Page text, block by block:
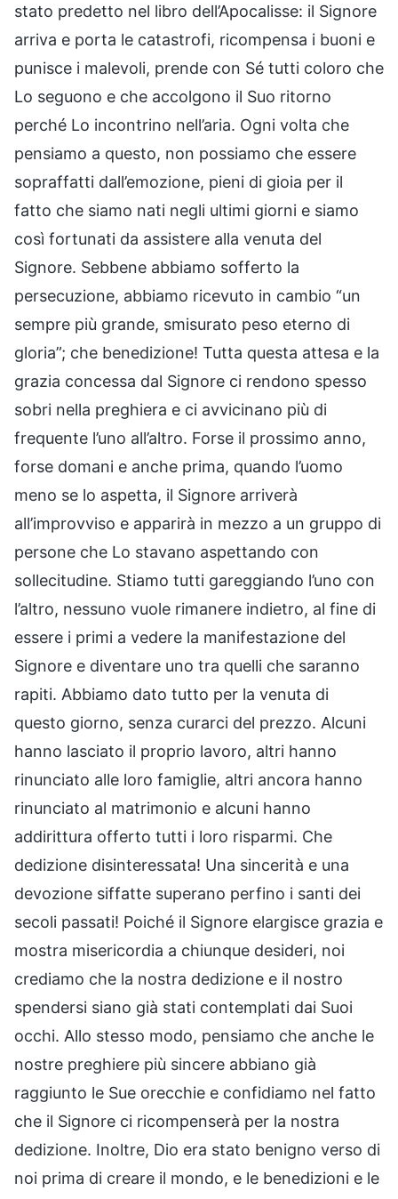
stato predetto nel libro dell’Apocalisse: il Signore
arriva e porta le catastrofi, ricompensa i buoni e
punisce i malevoli, prende con Sé tutti coloro che
Lo seguono e che accolgono il Suo ritorno
perché Lo incontrino nell’aria. Ogni volta che
pensiamo a questo, non possiamo che essere
sopraffatti dall’emozione, pieni di gioia per il
fatto che siamo nati negli ultimi giorni e siamo
così fortunati da assistere alla venuta del
Signore. Sebbene abbiamo sofferto la
persecuzione, abbiamo ricevuto in cambio “un
sempre più grande, smisurato peso eterno di
gloria”; che benedizione! Tutta questa attesa e la
grazia concessa dal Signore ci rendono spesso
sobri nella preghiera e ci avvicinano più di
frequente l’uno all’altro. Forse il prossimo anno,
forse domani e anche prima, quando l’uomo
meno se lo aspetta, il Signore arriverà
all’improvviso e apparirà in mezzo a un gruppo di
persone che Lo stavano aspettando con
sollecitudine. Stiamo tutti gareggiando l’uno con
l’altro, nessuno vuole rimanere indietro, al fine di
essere i primi a vedere la manifestazione del
Signore e diventare uno tra quelli che saranno
rapiti. Abbiamo dato tutto per la venuta di
questo giorno, senza curarci del prezzo. Alcuni
hanno lasciato il proprio lavoro, altri hanno
rinunciato alle loro famiglie, altri ancora hanno
rinunciato al matrimonio e alcuni hanno
addirittura offerto tutti i loro risparmi. Che
dedizione disinteressata! Una sincerità e una
devozione siffatte superano perfino i santi dei
secoli passati! Poiché il Signore elargisce grazia e
mostra misericordia a chiunque desideri, noi
crediamo che la nostra dedizione e il nostro
spendersi siano già stati contemplati dai Suoi
occhi. Allo stesso modo, pensiamo che anche le
nostre preghiere più sincere abbiano già
raggiunto le Sue orecchie e confidiamo nel fatto
che il Signore ci ricompenserà per la nostra
dedizione. Inoltre, Dio era stato benigno verso di
noi prima di creare il mondo, e le benedizioni e le